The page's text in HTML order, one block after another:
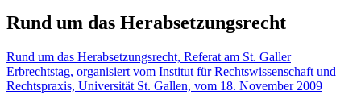
Rund um das Herabsetzungsrecht
Rund um das Herabsetzungsrecht, Referat am St. Galler
Erbrechtstag, organisiert vom Institut für Rechtswissenschaft und
Rechtspraxis, Universität St. Gallen, vom 18. November 2009